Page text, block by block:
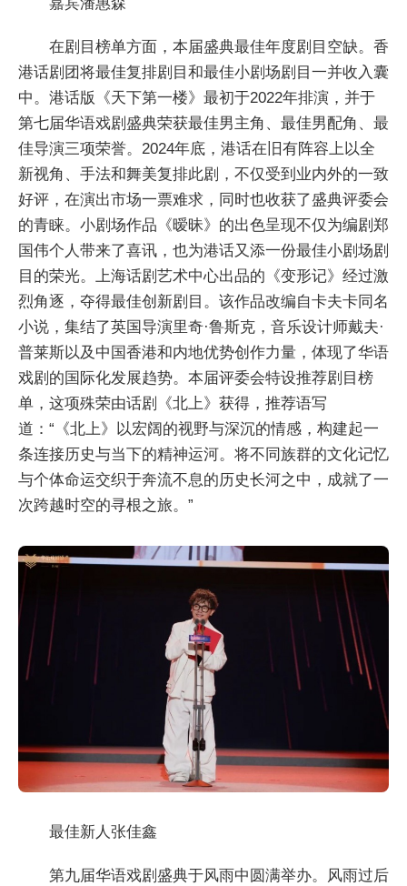
在剧目榜单方面，本届盛典最佳年度剧目空缺。香
港话剧团将最佳复排剧目和最佳小剧场剧目一并收入囊
中。港话版《天下第一楼》最初于2022年排演，并于
第七届华语戏剧盛典荣获最佳男主角、最佳男配角、最
佳导演三项荣誉。2024年底，港话在旧有阵容上以全
新视角、手法和舞美复排此剧，不仅受到业内外的一致
好评，在演出市场一票难求，同时也收获了盛典评委会
的青睐。小剧场作品《暧昧》的出色呈现不仅为编剧郑
国伟个人带来了喜讯，也为港话又添一份最佳小剧场剧
目的荣光。上海话剧艺术中心出品的《变形记》经过激
烈角逐，夺得最佳创新剧目。该作品改编自卡夫卡同名
小说，集结了英国导演里奇·鲁斯克，音乐设计师戴夫·
普莱斯以及中国香港和内地优势创作力量，体现了华语
戏剧的国际化发展趋势。本届评委会特设推荐剧目榜
单，这项殊荣由话剧《北上》获得，推荐语写
道：“《北上》以宏阔的视野与深沉的情感，构建起一
条连接历史与当下的精神运河。将不同族群的文化记忆
与个体命运交织于奔流不息的历史长河之中，成就了一
次跨越时空的寻根之旅。”
最佳新人张佳鑫
第九届华语戏剧盛典于风雨中圆满举办。风雨过后